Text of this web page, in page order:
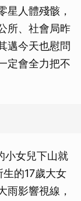
星人體殘骸，
所、社會局昨
邁今天也慰問
定會全力把不
小女兒下山就
的17歲大女
雨影響視線，